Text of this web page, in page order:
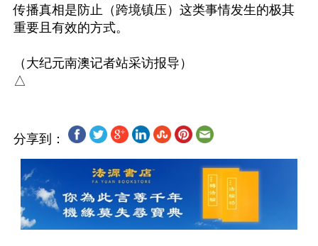
传播真相是防止（跨境镇压）这类事情发生的极其
重要且有效的方式。
（大纪元南澳记者站采访报导）
分享到：